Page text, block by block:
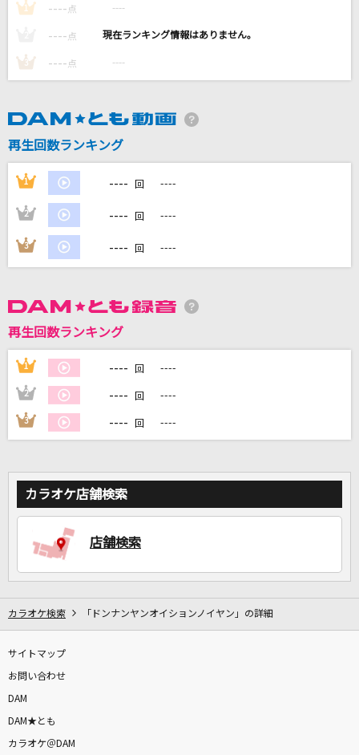
放課後ティータイム
中森明菜
CVLTE
歌うたいのバラッド
斉藤和義
君へのカルタ
iCO
SUPER BEAVER
[生音]ランナウェイ
ラッツ&スター(シャネルズ)
カラオケをもっと楽しもう！
1 ---- 点 ----
---- 点 ----
3 ---- 点 ----
再生回数ランキング
1 ---- 回 ----
2 ---- 回 ----
3 ---- 回 ----
再生回数ランキング
1 ---- 回 ----
2 ---- 回 ----
3 ---- 回 ----
カラオケ店舗検索
店舗検索
カラオケ検索 「ドンナンヤンオイションノイヤン」の詳細
サイトマップ
お問い合わせ
DAM
DAM★とも
カラオケ＠DAM